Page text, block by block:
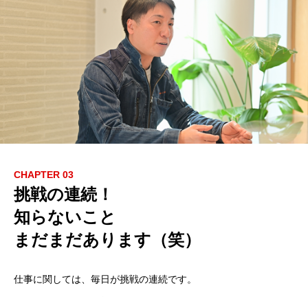
CHAPTER 03
挑戦の連続！
知らないこと
まだまだあります（笑）
仕事に関しては、毎日が挑戦の連続です。